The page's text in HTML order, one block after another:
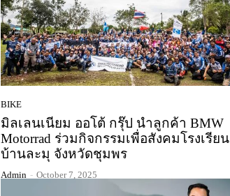
BIKE
มิลเลนเนียม ออโต้ กรุ๊ป นำลูกค้า BMW
Motorrad ร่วมกิจกรรมเพื่อสังคมโรงเรียน
บ้านละมุ จังหวัดชุมพร
Admin - October 7, 2025